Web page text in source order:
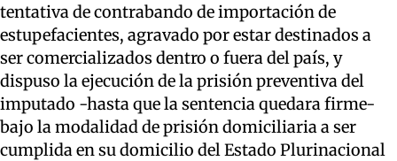
tentativa de contrabando de importación de
estupefacientes, agravado por estar destinados a
ser comercializados dentro o fuera del país, y
dispuso la ejecución de la prisión preventiva del
imputado -hasta que la sentencia quedara firme-
bajo la modalidad de prisión domiciliaria a ser
cumplida en su domicilio del Estado Plurinacional